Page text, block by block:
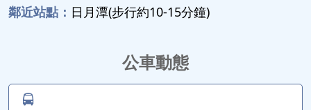
鄰近站點： 日月潭(步行約10-15分鐘)
公車動態